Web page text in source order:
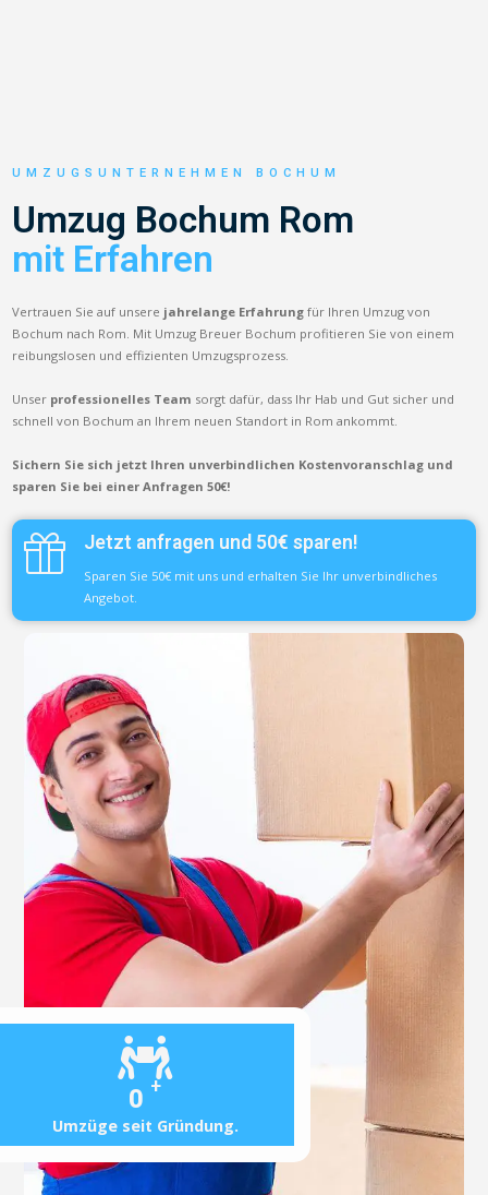
0 +
Umzüge seit Gründung.
UMZUGSUNTERNEHMEN BOCHUM
Umzug Bochum Rom
mit Erfahren
Vertrauen Sie auf unsere jahrelange Erfahrung für Ihren Umzug von
Bochum nach Rom. Mit Umzug Breuer Bochum profitieren Sie von einem
reibungslosen und effizienten Umzugsprozess.
Unser professionelles Team sorgt dafür, dass Ihr Hab und Gut sicher und
schnell von Bochum an Ihrem neuen Standort in Rom ankommt.
Sichern Sie sich jetzt Ihren unverbindlichen Kostenvoranschlag und
sparen Sie bei einer Anfragen 50€!
Jetzt anfragen und 50€ sparen!
Sparen Sie 50€ mit uns und erhalten Sie Ihr unverbindliches
Angebot.